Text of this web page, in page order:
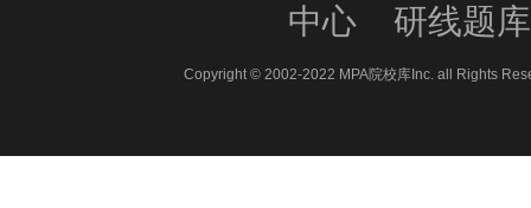
中心
研线题库
Copyright © 2002-2022 MPA院校库Inc. all Rights